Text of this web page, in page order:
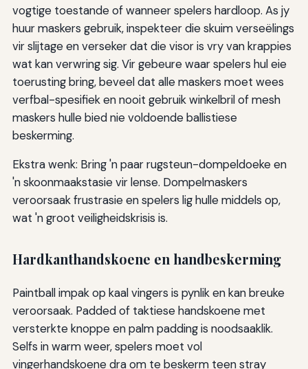
vogtige toestande of wanneer spelers hardloop. As jy
huur maskers gebruik, inspekteer die skuim verseëlings
vir slijtage en verseker dat die visor is vry van krappies
wat kan verwring sig. Vir gebeure waar spelers hul eie
toerusting bring, beveel dat alle maskers moet wees
verfbal-spesifiek en nooit gebruik winkelbril of mesh
maskers hulle bied nie voldoende ballistiese
beskerming.
Ekstra wenk: Bring 'n paar rugsteun-dompeldoeke en
'n skoonmaakstasie vir lense. Dompelmaskers
veroorsaak frustrasie en spelers lig hulle middels op,
wat 'n groot veiligheidskrisis is.
Hardkanthandskoene en handbeskerming
Paintball impak op kaal vingers is pynlik en kan breuke
veroorsaak. Padded of taktiese handskoene met
versterkte knoppe en palm padding is noodsaaklik.
Selfs in warm weer, spelers moet vol
vingerhandskoene dra om te beskerm teen stray